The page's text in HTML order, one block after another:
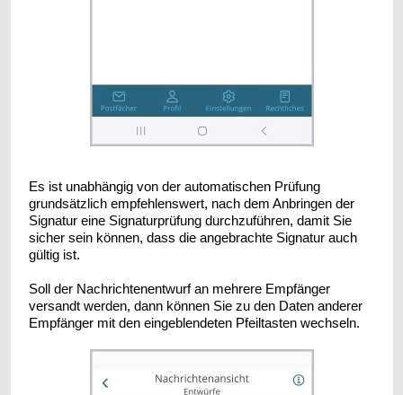
Es ist unabhängig von der automatischen Prüfung
grundsätzlich empfehlenswert, nach dem Anbringen der
Signatur eine Signaturprüfung durchzuführen, damit Sie
sicher sein können, dass die angebrachte Signatur auch
gültig ist.
Soll der Nachrichtenentwurf an mehrere Empfänger
versandt werden, dann können Sie zu den Daten anderer
Empfänger mit den eingeblendeten Pfeiltasten wechseln.